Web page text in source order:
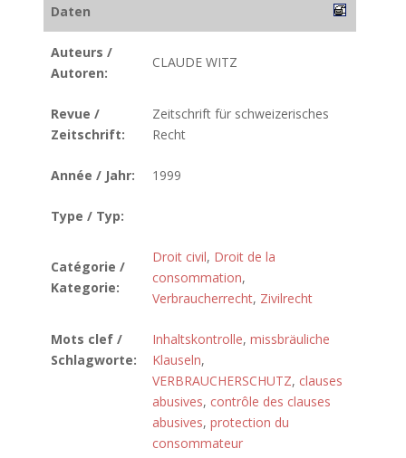
Daten
Auteurs /
Autoren:
CLAUDE WITZ
Revue /
Zeitschrift:
Zeitschrift für schweizerisches
Recht
Année / Jahr: 1999
Type / Typ:
Catégorie /
Kategorie:
Droit civil, Droit de la
consommation,
Verbraucherrecht, Zivilrecht
Mots clef /
Schlagworte:
Inhaltskontrolle, missbräuliche
Klauseln,
VERBRAUCHERSCHUTZ, clauses
abusives, contrôle des clauses
abusives, protection du
consommateur